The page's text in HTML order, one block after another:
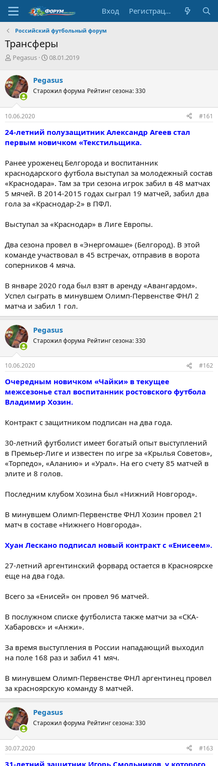
Вход Регистрация
Российский футбольный форум
Трансферы
А
т
о
р
т
е
м
Pegasus
Д
а
н
ч
а
08.01.2019
Pegasus
Старожил форума Рейтинг сезона: 330
10.06.2020 #161
24-летний полузащитник Александр Агеев стал
первым новичком «Текстильщика.
Ранее уроженец Белгорода и воспитанник
краснодарского футбола выступал за молодежный состав
«Краснодара». Там за три сезона игрок забил в 48 матчах
5 мячей. В 2014-2015 годах сыграл 19 матчей, забил два
гола за «Краснодар-2» в ПФЛ.
Выступал за «Краснодар» в Лиге Европы.
Два сезона провел в «Энергомаше» (Белгород). В этой
команде участвовал в 45 встречах, отправив в ворота
соперников 4 мяча.
В январе 2020 года был взят в аренду «Авангардом».
Успел сыграть в минувшем Олимп-Первенстве ФНЛ 2
матча и забил 1 гол.
Pegasus
Старожил форума Рейтинг сезона: 330
10.06.2020 #162
Очередным новичком «Чайки» в текущее
межсезонье стал воспитанник ростовского футбола
Владимир Хозин.
Контракт с защитником подписан на два года.
30-летний футболист имеет богатый опыт выступлений
в Премьер-Лиге и известен по игре за «Крылья Советов»,
«Торпедо», «Аланию» и «Урал». На его счету 85 матчей в
элите и 8 голов.
Последним клубом Хозина был «Нижний Новгород».
В минувшем Олимп-Первенстве ФНЛ Хозин провел 21
матч в составе «Нижнего Новгорода».
Хуан Лескано подписал новый контракт с «Енисеем».
27-летний аргентинский форвард остается в Красноярске
еще на два года.
Всего за «Енисей» он провел 96 матчей.
В послужном списке футболиста также матчи за «СКА-
Хабаровск» и «Анжи».
За время выступления в России нападающий выходил
на поле 168 раз и забил 41 мяч.
В минувшем Олимп-Первенстве ФНЛ аргентинец провел
за красноярскую команду 8 матчей.
Pegasus
Старожил форума Рейтинг сезона: 330
30.07.2020 #163
31-летний защитник Игорь Смольников, у которого